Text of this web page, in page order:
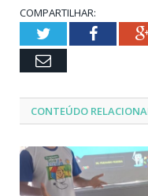
COMPARTILHAR:
Twitter
Email
CONTEÚDO